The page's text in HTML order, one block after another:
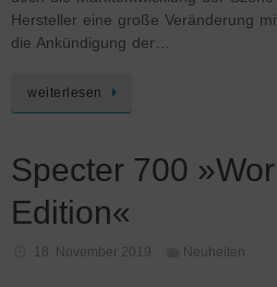
Hersteller eine große Veränderung
die Ankündigung der…
weiterlesen
Specter 700
Edition«
18. November 2019 Neuheiten